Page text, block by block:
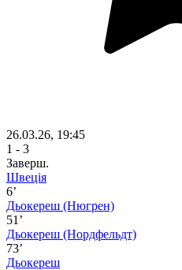
26.03.26, 19:45
1 - 3
Заверш.
Швеція
6’
Дьокереш (Нюгрен)
51’
Дьокереш (Нордфельдт)
73’
Дьокереш